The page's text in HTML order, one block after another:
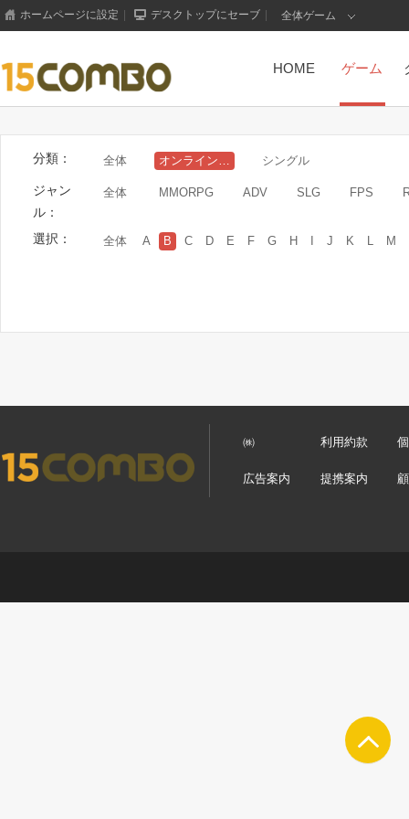
ホームページに設定 デスクトップにセーブ 全体ゲーム
HOME ゲーム
分類： 全体 シングル
ジャン
ル：
全体 MMORPG ADV SLG FPS
選択： 全体 A B C D E F G H I J K L M
㈱ 利用約款
広告案内 提携案内